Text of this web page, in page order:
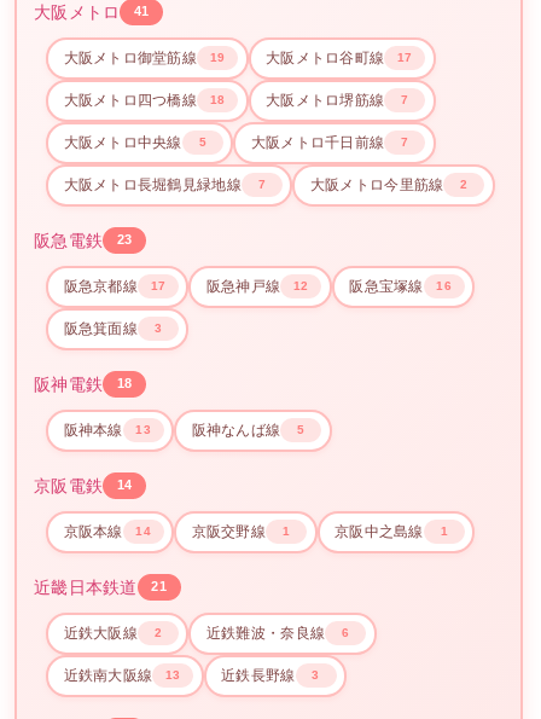
大阪メトロ 41
大阪メトロ御堂筋線 19 大阪メトロ谷町線 17
大阪メトロ四つ橋線 18 大阪メトロ堺筋線 7
大阪メトロ中央線 5 大阪メトロ千日前線 7
大阪メトロ長堀鶴見緑地線 7 大阪メトロ今里筋線 2
阪急電鉄 23
阪急京都線 17 阪急神戸線 12 阪急宝塚線 16
阪急箕面線 3
阪神電鉄 18
阪神本線 13 阪神なんば線 5
京阪電鉄 14
京阪本線 14 京阪交野線 1 京阪中之島線 1
近畿日本鉄道 21
近鉄大阪線 2 近鉄難波・奈良線 6
近鉄南大阪線 13 近鉄長野線 3